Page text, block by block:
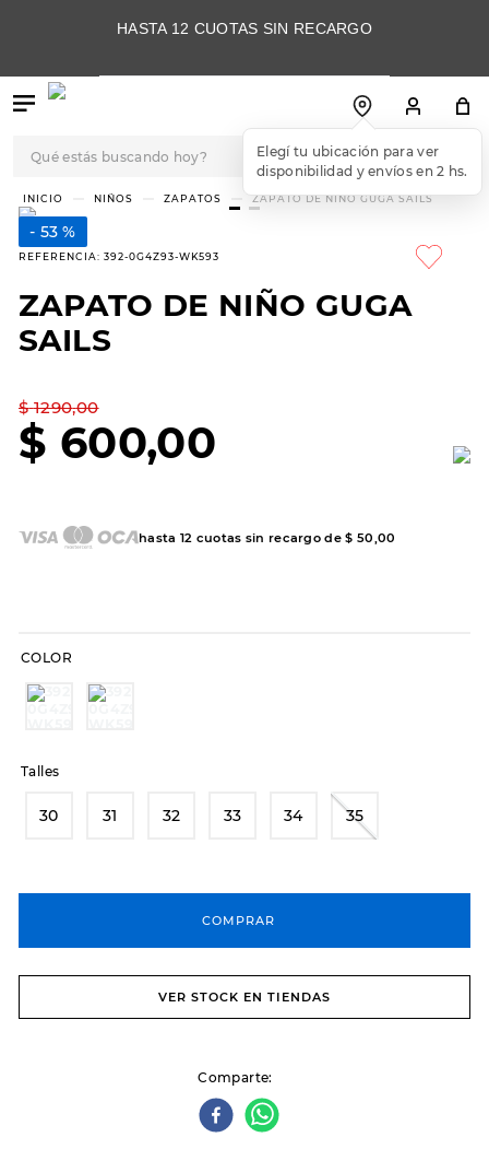
HASTA 12 CUOTAS SIN RECARGO
Elegí tu ubicación para ver
disponibilidad y envíos en 2 hs.
NIÑOS ZAPATOS ZAPATO DE NIÑO GUGA SAILS
53 %
REFERENCIA: 392-0G4Z93-WK593
ZAPATO DE NIÑO GUGA
SAILS
$ 1290,00
$ 600,00
hasta 12 cuotas sin recargo de$ 50 00
COLOR
Talles
30 31 32 33 34 35
COMPRAR
VER STOCK EN TIENDAS
Comparte
TÉRMINOS MÁS
BUSCADOS
2.